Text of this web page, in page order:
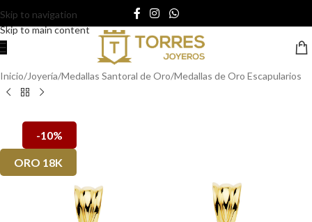
Skip to navigation
Skip to main content
Inicio/Joyería/Medallas Santoral de Oro/Medallas de Oro Escapularios
-10%
ORO 18K